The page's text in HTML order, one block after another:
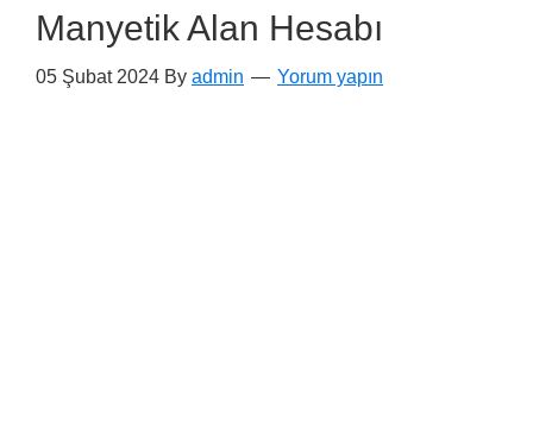
Manyetik Alan Hesabı
05 Şubat 2024 By admin Yorum yapın